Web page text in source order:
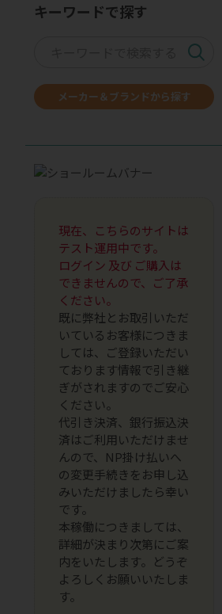
キーワードで探す
メーカー＆ブランドから探す
現在、こちらのサイトは
テスト運用中です。
ログイン 及び ご購入は
できませんので、ご了承
ください。
既に弊社とお取引いただ
いているお客様につきま
しては、ご登録いただい
ております情報で引き継
ぎがされますのでご安心
ください。
代引き決済、銀行振込決
済はご利用いただけませ
んので、NP掛け払いへ
の変更手続きをお申し込
みいただけましたら幸い
です。
本稼働につきましては、
詳細が決まり次第にご案
内をいたします。どうぞ
よろしくお願いいたしま
す。